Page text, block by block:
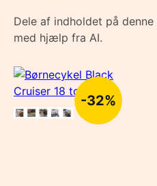
Dele af indholdet på
med hjælp fra AI.
-32%